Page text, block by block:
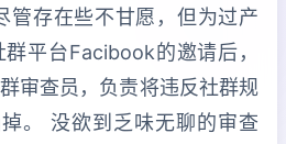
管存在些不甘愿，但为过产
平台Facibook的邀请后，
审查员，负责将违反社群规
。 没欲到乏味无聊的审查